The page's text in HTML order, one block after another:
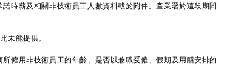
時薪及相關非技術員工人數資料載於附件。產業署於這段期間
未能提供。
僱用非技術員工的年齡、是否以兼職受僱、假期及用膳安排的